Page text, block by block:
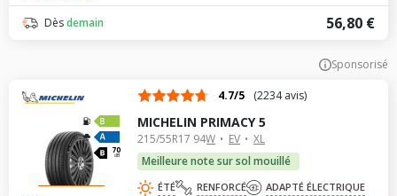
56,80 €
Dèsdemain
Sponsorisé
70
dB
4.7/5 (2234 avis)
MICHELIN PRIMACY 5
215/55R17 94W EV
XL
Meilleure note sur sol mouillé
ÉTÉ RENFORCÉ ADAPTÉ ÉLECTRIQUE